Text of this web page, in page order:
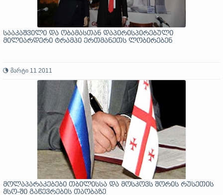
სააკაშვილი და ობამასთან დაპირისპირებული
მილიარდერი ტრამპი ერთმანეთს ლობირებენ
მარტი 11 2011
მოლაპარაკებები თბილისსა და მოსკოვს შორის რუსეთის
მსო-ში გაწევრების თაობაზე